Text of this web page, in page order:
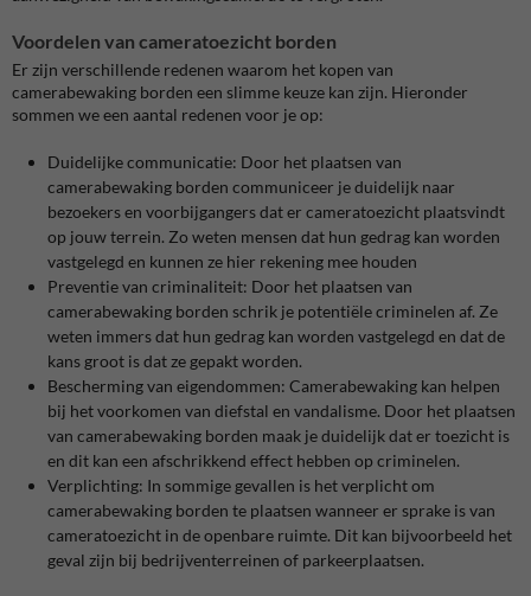
Voordelen van cameratoezicht borden
Er zijn verschillende redenen waarom het kopen van
camerabewaking borden een slimme keuze kan zijn. Hieronder
sommen we een aantal redenen voor je op:
Duidelijke communicatie: Door het plaatsen van
camerabewaking borden communiceer je duidelijk naar
bezoekers en voorbijgangers dat er cameratoezicht plaatsvindt
op jouw terrein. Zo weten mensen dat hun gedrag kan worden
vastgelegd en kunnen ze hier rekening mee houden
Preventie van criminaliteit: Door het plaatsen van
camerabewaking borden schrik je potentiële criminelen af. Ze
weten immers dat hun gedrag kan worden vastgelegd en dat de
kans groot is dat ze gepakt worden.
Bescherming van eigendommen: Camerabewaking kan helpen
bij het voorkomen van diefstal en vandalisme. Door het plaatsen
van camerabewaking borden maak je duidelijk dat er toezicht is
en dit kan een afschrikkend effect hebben op criminelen.
Verplichting: In sommige gevallen is het verplicht om
camerabewaking borden te plaatsen wanneer er sprake is van
cameratoezicht in de openbare ruimte. Dit kan bijvoorbeeld het
geval zijn bij bedrijventerreinen of parkeerplaatsen.